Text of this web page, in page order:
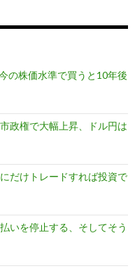
の株価水準で買うと10年後
政権で大幅上昇、ドル円は
だけトレードすれば投資で
いを停止する、そしてそう